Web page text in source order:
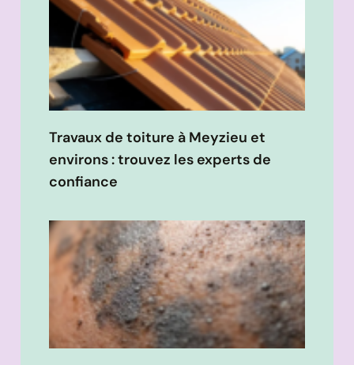
Travaux de toiture à Meyzieu et
environs : trouvez les experts de
confiance